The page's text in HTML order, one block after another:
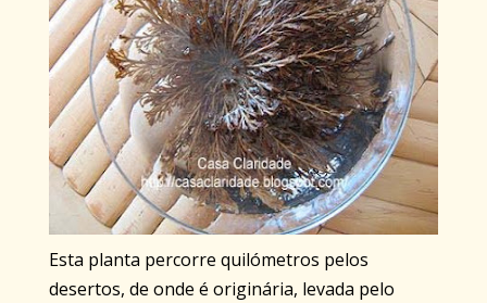
Esta planta percorre quilómetros pelos
desertos, de onde é originária, levada pelo